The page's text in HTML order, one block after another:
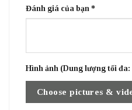
Đánh giá của bạn *
Hình ảnh (Dung lượng tối đa:
Choose pictures &